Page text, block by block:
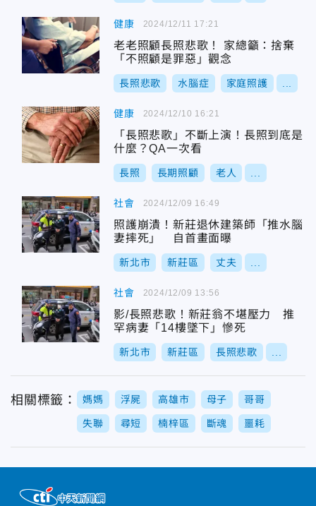
健康
老老照顧長照悲歌！ 家總籲：捨棄
「不照顧是罪惡」觀念
長照悲歌 水腦症 家庭照護
2024/12/11 17:21
健康
「長照悲歌」不斷上演！長照到底是
什麼？QA一次看
長照 長期照顧 老人
2024/12/10 16:21
社會
照護崩潰！新莊退休建築師「推水腦
妻摔死」 自首畫面曝
新北市 新莊區 丈夫
2024/12/09 16:49
社會
影/長照悲歌！新莊翁不堪壓力 推
罕病妻「14樓墜下」慘死
新北市 新莊區 長照悲歌
2024/12/09 13:56
相關標籤： 媽媽 浮屍 高雄市 母子 哥哥
失聯 尋短 楠梓區 斷魂 噩耗